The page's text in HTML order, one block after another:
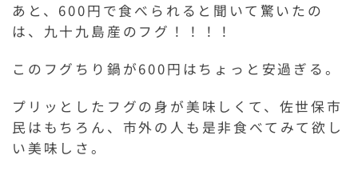
あと、600円で食べられると聞いて驚いたの
は、九十九島産のフグ！！！！
このフグちり鍋が600円はちょっと安過ぎる。
プリッとしたフグの身が美味しくて、佐世保市
民はもちろん、市外の人も是非食べてみて欲し
い美味しさ。